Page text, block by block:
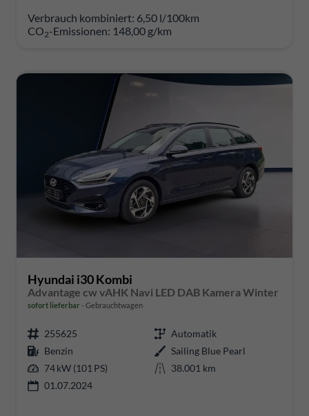
Verbrauch kombiniert: 6,50 l/100km
CO2-Emissionen: 148,00 g/km
Hyundai i30 Kombi
Advantage cw vAHK Navi LED DAB Kamera Winter
sofort lieferbar Gebrauchtwagen
255625
Automatik
Benzin
Sailing Blue Pearl
74 kW (101 PS)
38.001 km
01.07.2024